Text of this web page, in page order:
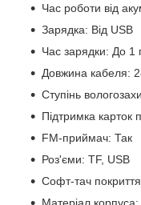
Час роботи від
Зарядка: Від USB
Час зарядки: До 1
Довжина кабеля:
Ступінь
Підтримка карток
FM-приймач: Так
Роз'єми: TF, USB
Софт-тач